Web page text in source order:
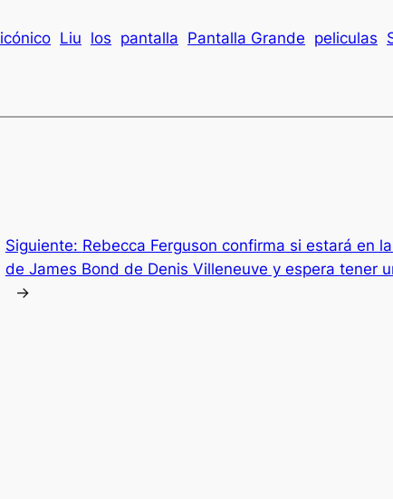
icónico Liu los pantalla Pantalla Grande peliculas
Siguiente: Rebecca Ferguson confirma si estará en
de James Bond de Denis Villeneuve y espera tener
→